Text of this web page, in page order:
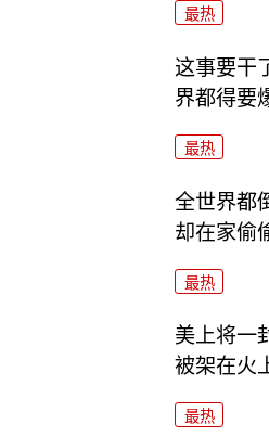
最热
这事要干
界都得要
最热
全世界都
却在家偷
最热
美上将一
被架在火
最热